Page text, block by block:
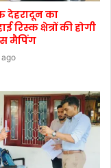
देहरादून का
रिस्क क्षेत्रों की होगी
मैपिंग